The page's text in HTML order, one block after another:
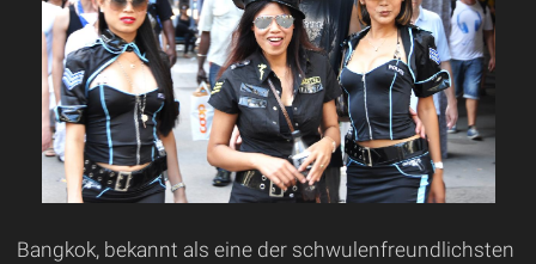
Bangkok, bekannt als eine der schwulenfreundlichsten